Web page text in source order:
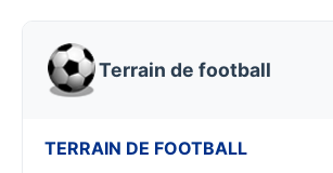
Terrain de football
TERRAIN DE FOOTBALL